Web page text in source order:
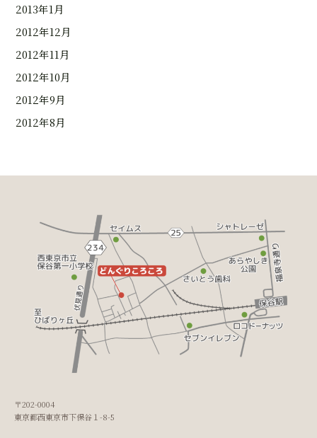
2013年1月
2012年12月
2012年11月
2012年10月
2012年9月
2012年8月
〒202-0004
東京都西東京市下保谷１-8-5